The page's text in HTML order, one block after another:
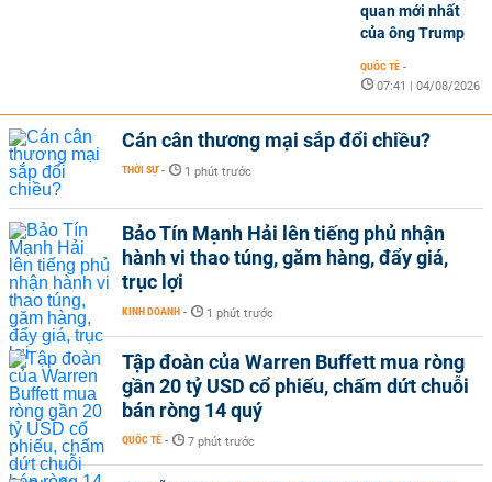
quan mới nhất
của ông Trump
QUỐC TẾ -
07:41 | 04/08/2026
Cán cân thương mại sắp đổi chiều?
THỜI SỰ - 1 phút trước
Bảo Tín Mạnh Hải lên tiếng phủ nhận
hành vi thao túng, găm hàng, đẩy giá,
trục lợi
KINH DOANH - 1 phút trước
Tập đoàn của Warren Buffett mua ròng
gần 20 tỷ USD cổ phiếu, chấm dứt chuỗi
bán ròng 14 quý
QUỐC TẾ - 7 phút trước